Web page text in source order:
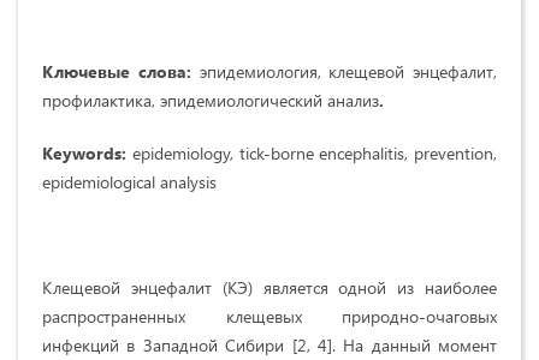
Ключевые слова: эпидемиология, клещевой энцефалит,
профилактика, эпидемиологический анализ.
Keywords: epidemiology, tick-borne encephalitis, prevention,
epidemiological analysis
Клещевой энцефалит (КЭ) является одной из наиболее
распространенных клещевых природно-очаговых
инфекций в Западной Сибири [2, 4]. На данный момент